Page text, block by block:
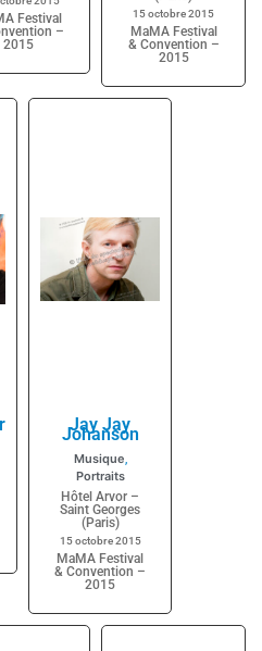
Festival
–
2015
15 octobre 2015
MaMA Festival
& Convention –
2015
Jay Jay
Johanson
Musique,
Portraits
Hôtel Arvor –
Saint Georges
(Paris)
15 octobre 2015
MaMA Festival
& Convention –
2015